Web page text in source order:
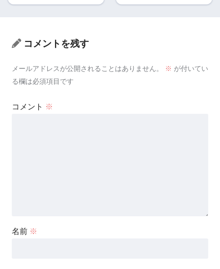
コメントを残す
メールアドレスが公開されることはありません。 ※ が付いてい
る欄は必須項目です
コメント ※
名前 ※